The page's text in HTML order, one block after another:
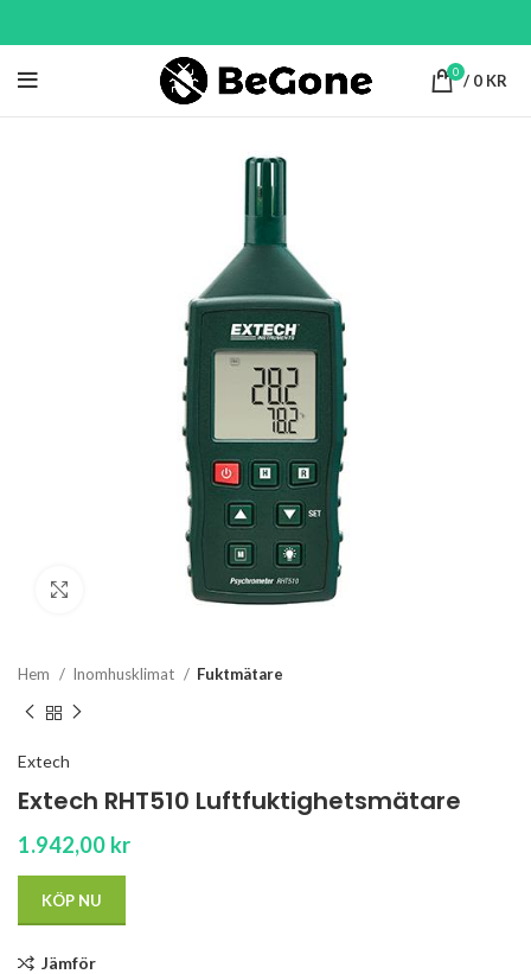
0 / 0 KR
Click to enlarge
Hem Inomhusklimat Fuktmätare
Extech
Extech RHT510 Luftfuktighetsmätare
1.942,00 kr
KÖP NU
Jämför